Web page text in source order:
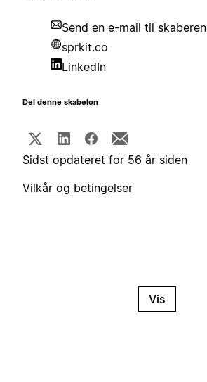
Send en e-mail til skaberen
sprkit.co
LinkedIn
Del denne skabelon
Sidst opdateret for 56 år siden
Vilkår og betingelser
Vis